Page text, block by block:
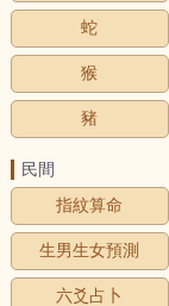
蛇
猴
豬
民間
指紋算命
生男生女預測
六爻占卜